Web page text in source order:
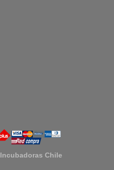
Incubadoras Chile